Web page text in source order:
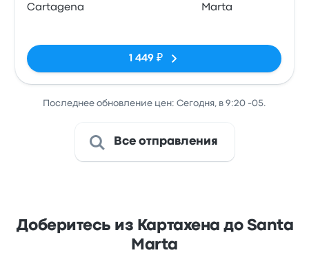
Cartagena
Marta
1 449 ₽
Последнее обновление цен: Сегодня, в 9:20 -05.
Все отправления
Доберитесь из Картахена до Santa
Marta